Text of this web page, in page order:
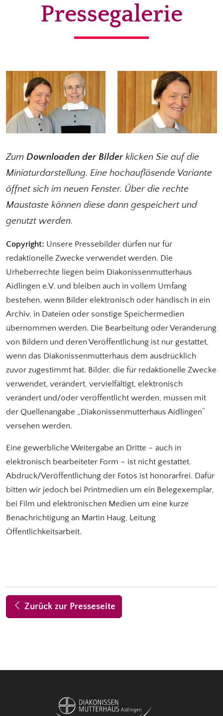
Pressegalerie
Zum Downloaden der Bilderklicken Sie auf die
Miniaturdarstellung. Eine hochauflösende Variante
öffnet sich im neuen Fenster. Über die rechte
Maustaste können diese dann gespeichert und
genutzt werden.
Copyright: Unsere Pressebilder dürfen nur für
redaktionelle Zwecke verwendet werden. Die
Urheberrechte liegen beim Diakonissenmutterhaus
Aidlingen e.V. und bleiben auch in vollem Umfang
bestehen, wenn Bilder elektronisch oder händisch in ein
Archiv, in Dateien oder sonstige Speichermedien
übernommen werden. Die Bearbeitung oder Veränderung
von Bildern und deren Veröffentlichung ist nur gestattet,
wenn das Diakonissenmutterhaus dem ausdrücklich
zuvor zugestimmt hat. Bilder, die für redaktionelle Zwecke
verwendet, verändert, vervielfältigt, elektronisch
verändert und/oder veröffentlicht werden, müssen mit
der Quellenangabe „Diakonissenmutterhaus Aidlingen“
versehen werden.
Eine gewerbliche Weitergabe an Dritte – auch in
elektronisch bearbeiteter Form – ist nicht gestattet.
Abdruck/Veröffentlichung der Fotos ist honorarfrei. Dafür
bitten wir jedoch bei Printmedien um ein Belegexemplar,
bei Film und elektronischen Medien um eine kurze
Benachrichtigung an Martin Haug, Leitung
Öffentlichkeitsarbeit.
Zurück zur Presseseite